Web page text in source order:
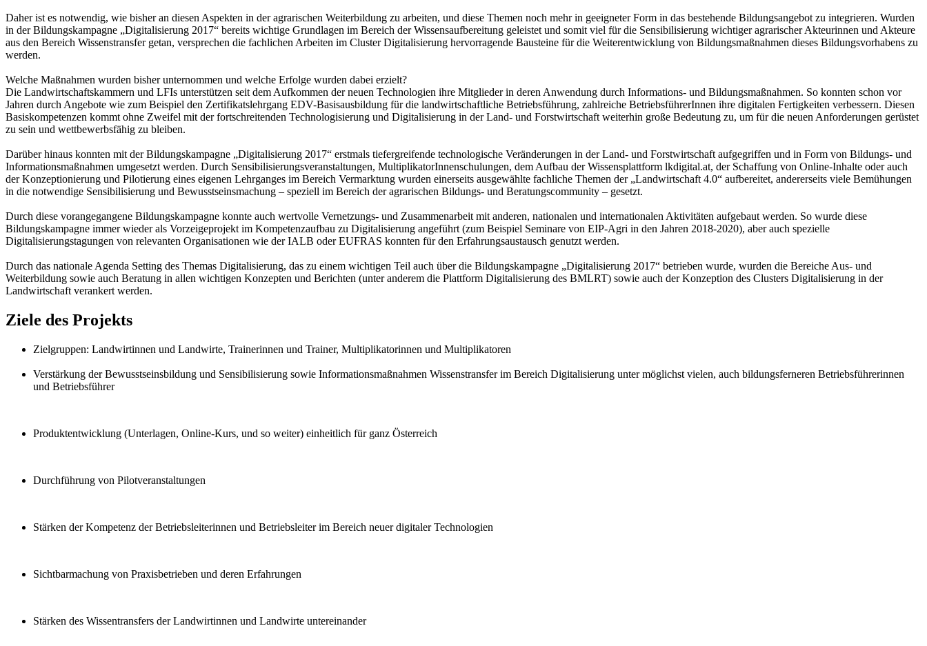
Daher ist es notwendig, wie bisher an diesen Aspekten in der agrarischen Weiterbildung zu arbeiten, und diese Themen noch mehr in geeigneter Form in das bestehende Bildungsangebot zu integrieren. Wurden
in der Bildungskampagne „Digitalisierung 2017“ bereits wichtige Grundlagen im Bereich der Wissensaufbereitung geleistet und somit viel für die Sensibilisierung wichtiger agrarischer Akteurinnen und Akteure
aus den Bereich Wissenstransfer getan, versprechen die fachlichen Arbeiten im Cluster Digitalisierung hervorragende Bausteine für die Weiterentwicklung von Bildungsmaßnahmen dieses Bildungsvorhabens zu
werden.
Welche Maßnahmen wurden bisher unternommen und welche Erfolge wurden dabei erzielt?
Die Landwirtschaftskammern und LFIs unterstützen seit dem Aufkommen der neuen Technologien ihre Mitglieder in deren Anwendung durch Informations- und Bildungsmaßnahmen. So konnten schon vor
Jahren durch Angebote wie zum Beispiel den Zertifikatslehrgang EDV-Basisausbildung für die landwirtschaftliche Betriebsführung, zahlreiche BetriebsführerInnen ihre digitalen Fertigkeiten verbessern. Diesen
Basiskompetenzen kommt ohne Zweifel mit der fortschreitenden Technologisierung und Digitalisierung in der Land- und Forstwirtschaft weiterhin große Bedeutung zu, um für die neuen Anforderungen gerüstet
zu sein und wettbewerbsfähig zu bleiben.
Darüber hinaus konnten mit der Bildungskampagne „Digitalisierung 2017“ erstmals tiefergreifende technologische Veränderungen in der Land- und Forstwirtschaft aufgegriffen und in Form von Bildungs- und
Informationsmaßnahmen umgesetzt werden. Durch Sensibilisierungsveranstaltungen, MultiplikatorInnenschulungen, dem Aufbau der Wissensplattform lkdigital.at, der Schaffung von Online-Inhalte oder auch
der Konzeptionierung und Pilotierung eines eigenen Lehrganges im Bereich Vermarktung wurden einerseits ausgewählte fachliche Themen der „Landwirtschaft 4.0“ aufbereitet, andererseits viele Bemühungen
in die notwendige Sensibilisierung und Bewusstseinsmachung – speziell im Bereich der agrarischen Bildungs- und Beratungscommunity – gesetzt.
Durch diese vorangegangene Bildungskampagne konnte auch wertvolle Vernetzungs- und Zusammenarbeit mit anderen, nationalen und internationalen Aktivitäten aufgebaut werden. So wurde diese
Bildungskampagne immer wieder als Vorzeigeprojekt im Kompetenzaufbau zu Digitalisierung angeführt (zum Beispiel Seminare von EIP-Agri in den Jahren 2018-2020), aber auch spezielle
Digitalisierungstagungen von relevanten Organisationen wie der IALB oder EUFRAS konnten für den Erfahrungsaustausch genutzt werden.
Durch das nationale Agenda Setting des Themas Digitalisierung, das zu einem wichtigen Teil auch über die Bildungskampagne „Digitalisierung 2017“ betrieben wurde, wurden die Bereiche Aus- und
Weiterbildung sowie auch Beratung in allen wichtigen Konzepten und Berichten (unter anderem die Plattform Digitalisierung des BMLRT) sowie auch der Konzeption des Clusters Digitalisierung in der
Landwirtschaft verankert werden.
Ziele des Projekts
Zielgruppen: Landwirtinnen und Landwirte, Trainerinnen und Trainer, Multiplikatorinnen und Multiplikatoren
Verstärkung der Bewusstseinsbildung und Sensibilisierung sowie Informationsmaßnahmen Wissenstransfer im Bereich Digitalisierung unter möglichst vielen, auch bildungsferneren Betriebsführerinnen
und Betriebsführer
Produktentwicklung (Unterlagen, Online-Kurs, und so weiter) einheitlich für ganz Österreich
Durchführung von Pilotveranstaltungen
Stärken der Kompetenz der Betriebsleiterinnen und Betriebsleiter im Bereich neuer digitaler Technologien
Sichtbarmachung von Praxisbetrieben und deren Erfahrungen
Stärken des Wissentransfers der Landwirtinnen und Landwirte untereinander